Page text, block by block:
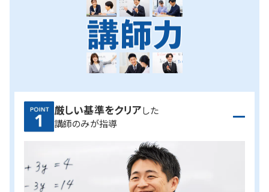
厳しい基準をクリアした
講師のみが指導